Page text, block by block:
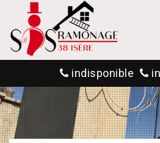
indisponible